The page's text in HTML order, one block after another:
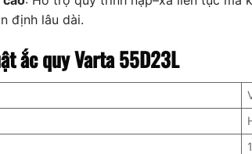
định lâu dài.
ắc quy Varta 55D23L